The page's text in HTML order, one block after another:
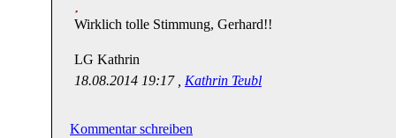
Wirklich tolle Stimmung, Gerhard!!
LG Kathrin
18.08.2014 19:17 , Kathrin Teubl
Kommentar schreiben